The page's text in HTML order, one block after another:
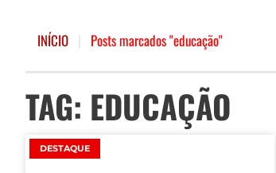
INÍCIO Posts marcados "educação"
TAG: EDUCAÇÃO
DESTAQUE